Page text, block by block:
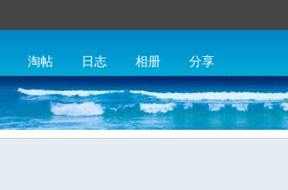
淘帖 日志 相册 分享